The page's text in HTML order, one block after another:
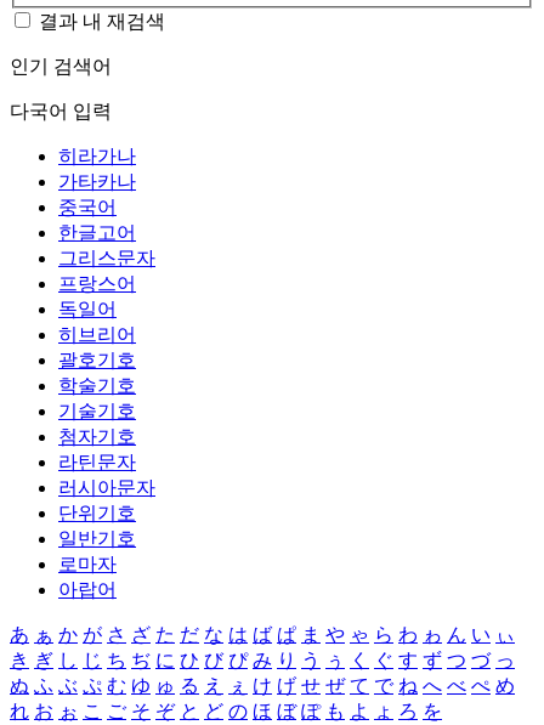
결과 내 재검색
인기 검색어
다국어 입력
히라가나
가타카나
중국어
한글고어
그리스문자
프랑스어
독일어
히브리어
괄호기호
학술기호
기술기호
첨자기호
라틴문자
러시아문자
단위기호
일반기호
로마자
아랍어
あ ぁ か が さ ざ た だ な は ば ぱ ま や ゃ ら わ ゎ ん い ぃ
き ぎ し じ ち ぢ に ひ び ぴ み り う ぅ く ぐ す ず つ づ っ
ぬ ふ ぶ ぷ む ゆ ゅ る え ぇ け げ せ ぜ て で ね へ べ ぺ め
れ お ぉ こ ご そ ぞ と ど の ほ ぼ ぽ も よ ょ ろ を